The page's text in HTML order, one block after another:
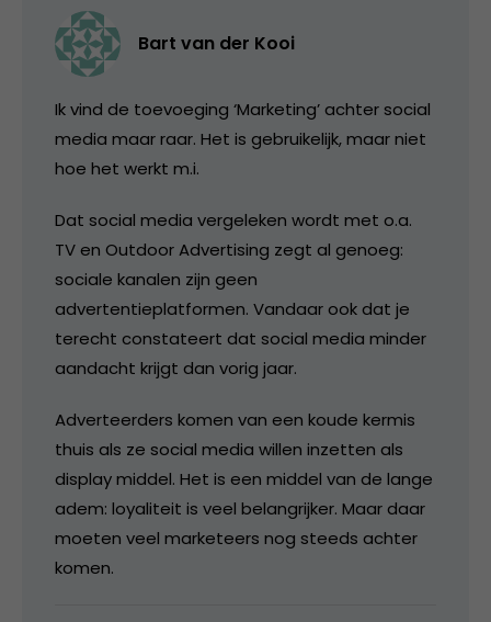
Bart van der Kooi
Ik vind de toevoeging ‘Marketing’ achter social
media maar raar. Het is gebruikelijk, maar niet
hoe het werkt m.i.
Dat social media vergeleken wordt met o.a.
TV en Outdoor Advertising zegt al genoeg:
sociale kanalen zijn geen
advertentieplatformen. Vandaar ook dat je
terecht constateert dat social media minder
aandacht krijgt dan vorig jaar.
Adverteerders komen van een koude kermis
thuis als ze social media willen inzetten als
display middel. Het is een middel van de lange
adem: loyaliteit is veel belangrijker. Maar daar
moeten veel marketeers nog steeds achter
komen.